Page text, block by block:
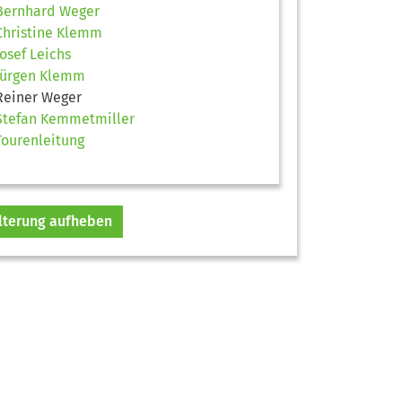
Weger
Klemm
Leichs
Klemm
Weger
Kemmetmiller
aufheben